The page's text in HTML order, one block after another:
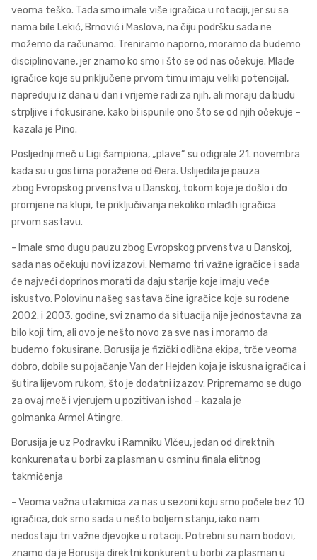
veoma teško. Tada smo imale više igračica u rotaciji, jer su sa
nama bile Lekić, Brnović i Maslova, na čiju podršku sada ne
možemo da računamo. Treniramo naporno, moramo da budemo
disciplinovane, jer znamo ko smo i što se od nas očekuje. Mlađe
igračice koje su priključene prvom timu imaju veliki potencijal,
napreduju iz dana u dan i vrijeme radi za njih, ali moraju da budu
strpljive i fokusirane, kako bi ispunile ono što se od njih očekuje –
kazala je Pino.
Posljednji meč u Ligi šampiona, „plave“ su odigrale 21. novembra
kada su u gostima poražene od Đera. Uslijedila je pauza
zbog Evropskog prvenstva u Danskoj, tokom koje je došlo i do
promjene na klupi, te priključivanja nekoliko mlađih igračica
prvom sastavu.
- Imale smo dugu pauzu zbog Evropskog prvenstva u Danskoj,
sada nas očekuju novi izazovi. Nemamo tri važne igračice i sada
će najveći doprinos morati da daju starije koje imaju veće
iskustvo. Polovinu našeg sastava čine igračice koje su rođene
2002. i 2003. godine, svi znamo da situacija nije jednostavna za
bilo koji tim, ali ovo je nešto novo za sve nas i moramo da
budemo fokusirane. Borusija je fizički odlična ekipa, trče veoma
dobro, dobile su pojačanje Van der Hejden koja je iskusna igračica i
šutira lijevom rukom, što je dodatni izazov. Pripremamo se dugo
za ovaj meč i vjerujem u pozitivan ishod – kazala je
golmanka Armel Atingre.
Borusija je uz Podravku i Ramniku Vlčeu, jedan od direktnih
konkurenata u borbi za plasman u osminu finala elitnog
takmičenja
- Veoma važna utakmica za nas u sezoni koju smo počele bez 10
igračica, dok smo sada u nešto boljem stanju, iako nam
nedostaju tri važne djevojke u rotaciji. Potrebni su nam bodovi,
znamo da je Borusija direktni konkurent u borbi za plasman u